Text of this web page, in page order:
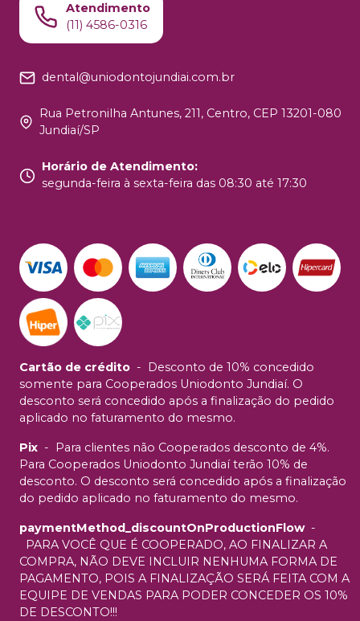
Atendimento
(11) 4586-0316
dental@uniodontojundiai.com.br
Rua Petronilha Antunes, 211, Centro, CEP 13201-080
Jundiaí/SP
Horário de Atendimento:
segunda-feira à sexta-feira das 08:30 até 17:30
Cartão de crédito -
Desconto de 10% concedido
somente para Cooperados Uniodonto Jundiaí. O
desconto será concedido após a finalização do pedido
aplicado no faturamento do mesmo.
Pix -
Para clientes não Cooperados desconto de 4%.
Para Cooperados Uniodonto Jundiaí terão 10% de
desconto. O desconto será concedido após a finalização
do pedido aplicado no faturamento do mesmo.
paymentMethod_discountOnProductionFlow -
PARA VOCÊ QUE É COOPERADO, AO FINALIZAR A
COMPRA, NÃO DEVE INCLUIR NENHUMA FORMA DE
PAGAMENTO, POIS A FINALIZAÇÃO SERÁ FEITA COM A
EQUIPE DE VENDAS PARA PODER CONCEDER OS 10%
DE DESCONTO!!!